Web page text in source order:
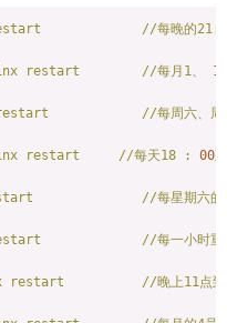
//每晚的
restart //每月1、 10
//每周六、周
restart //每天18 : 00
//每星期六的
//每一小时
restart //晚上11点到